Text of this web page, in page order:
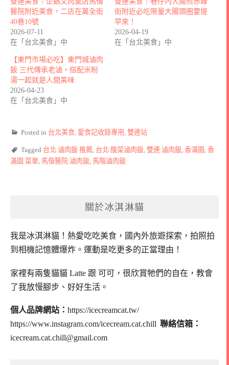
醫院附近美食，二店在萬全街
40巷10號
2026-07-11
在「台北美食」中
街附近必吃限量大腸頭圈要提
早來！
2026-04-19
在「台北美食」中
【東門市場必吃】東門城滷肉
飯 三代傳承老滷，搭配米粉
湯一起就是人間美味
2026-04-23
在「台北美食」中
Posted in 台北美食 愛食記收錄專用 雙連站
Tagged 台北 滷肉飯 推薦 台北 酸菜滷肉飯 雙連 滷肉飯 香滿園 香
滿園 菜單 馬偕醫院 滷肉飯 馬階滷肉飯
關於冰淇淋貓
我是冰淇淋貓！ 熱愛吃吃美食，國內外旅遊探索，拍照拍
到相機記憶體爆炸。 運動是吃更多的正當理由！
家裡有兩隻貓貓 Latte 跟 可可， 很欣賞牠們的自在，教會
了我放慢腳步、好好生活。
個人品牌網站： https://icecreamcat.tw/
https://www.instagram.com/icecream.cat.chill 聯絡信箱：
icecream.cat.chill@gmail.com